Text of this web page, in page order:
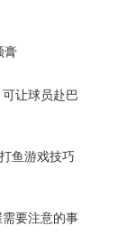
膏
让球员赴巴
鱼游戏技巧
要注意的事